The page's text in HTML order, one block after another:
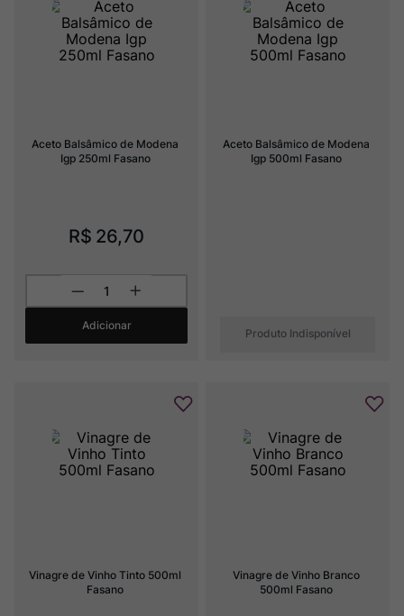
Aceto Balsâmico de Modena
Igp 250ml Fasano
R$ 26,70
Adicionar
Aceto Balsâmico de Modena
Igp 500ml Fasano
Produto Indisponível
Vinagre de Vinho Tinto 500ml
Fasano
Vinagre de Vinho Branco
500ml Fasano
Champagne
Rocim
Ver Sacrum